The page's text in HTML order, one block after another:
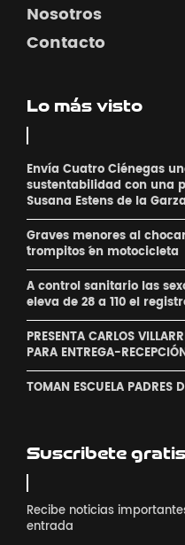
Nosotros
Contacto
Lo más visto
Envía Cuatro Ciénegas
sustentabilidad con una
Susana Estens de la Garza
Graves menores al
´trompitos ´en motocicleta
A control sanitario las
eleva de 28 a 110 el
PRESENTA CARLOS
PARA ENTREGA-
TOMAN ESCUELA PADRES
Suscribete gratis
Recibe noticias
entrada